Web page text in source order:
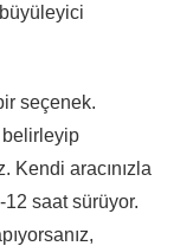
seçenek.
Kendi aracınızla
saat sürüyor.